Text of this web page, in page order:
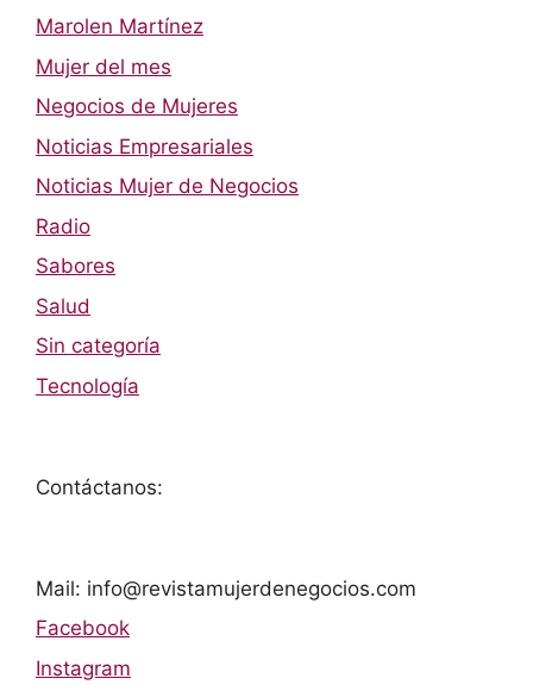
Marolen Martínez
Mujer del mes
Negocios de Mujeres
Noticias Empresariales
Noticias Mujer de Negocios
Radio
Sabores
Salud
Sin categoría
Tecnología
Contáctanos:
Mail: info@revistamujerdenegocios.com
Facebook
Instagram